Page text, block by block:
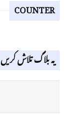
COUNTER
یہ بلاگ تلاش کریں